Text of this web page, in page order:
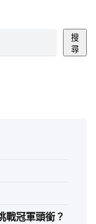
搜
尋
戰冠軍頭銜？